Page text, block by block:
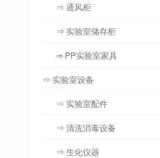
⇒ 通风柜
⇒ 实验室储存柜
⇒ PP实验室家具
⇒ 实验室设备
⇒ 实验室配件
⇒ 清洗消毒设备
⇒ 生化仪器